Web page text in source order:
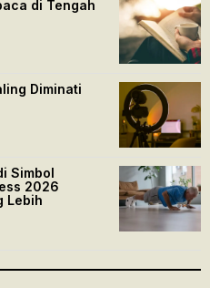
di Tengah
Diminati
Simbol
2026
Lebih